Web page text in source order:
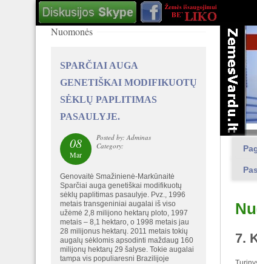
7.
Nuomonės
SPARČIAI AUGA
GENETIŠKAI MODIFIKUOTŲ
SĖKLŲ PAPLITIMAS
PASAULYJE.
08
Mar
Posted by: Adminas
Category:
Genovaitė Smažinienė-Markūnaitė
Sparčiai auga genetiškai modifikuotų
sėklų paplitimas pasaulyje. Pvz., 1996
metais transgeniniai augalai iš viso
užėmė 2,8 milijono hektarų ploto, 1997
metais – 8,1 hektaro, o 1998 metais jau
28 milijonus hektarų. 2011 metais tokių
augalų sėklomis apsodinti maždaug 160
milijonų hektarų 29 šalyse. Tokie augalai
tampa vis populiaresni Brazilijoje